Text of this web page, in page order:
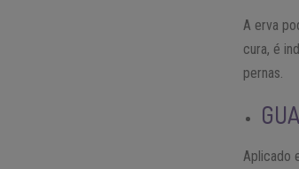
A erva
cura, é
pernas.
Aplicado